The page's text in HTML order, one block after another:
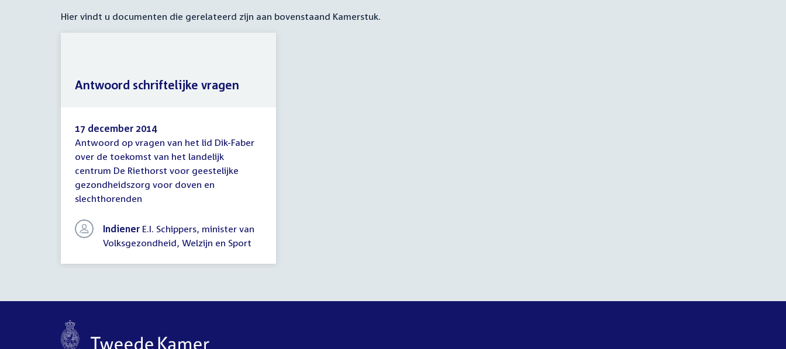
Hier vindt u documenten die gerelateerd zijn aan bovenstaand Kamerstuk.
Antwoord
schriftelijke
vragen
17 december 2014
Antwoord op vragen van het lid Dik-Faber
over de toekomst van het landelijk
centrum De Riethorst voor geestelijke
gezondheidszorg voor doven en
slechthorenden
Indiener E.I. Schippers, minister van
Volksgezondheid, Welzijn en Sport
Antwoord schriftelijke vragen